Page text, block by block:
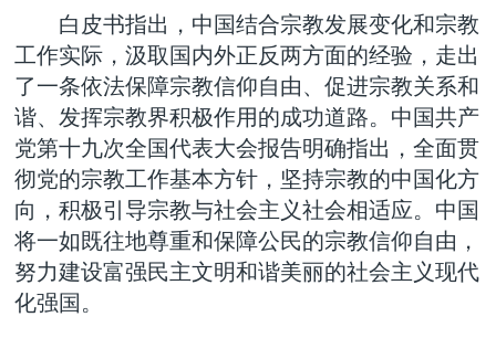
白皮书指出，中国结合宗教发展变化和宗教
工作实际，汲取国内外正反两方面的经验，走出
了一条依法保障宗教信仰自由、促进宗教关系和
谐、发挥宗教界积极作用的成功道路。中国共产
党第十九次全国代表大会报告明确指出，全面贯
彻党的宗教工作基本方针，坚持宗教的中国化方
向，积极引导宗教与社会主义社会相适应。中国
将一如既往地尊重和保障公民的宗教信仰自由，
努力建设富强民主文明和谐美丽的社会主义现代
化强国。